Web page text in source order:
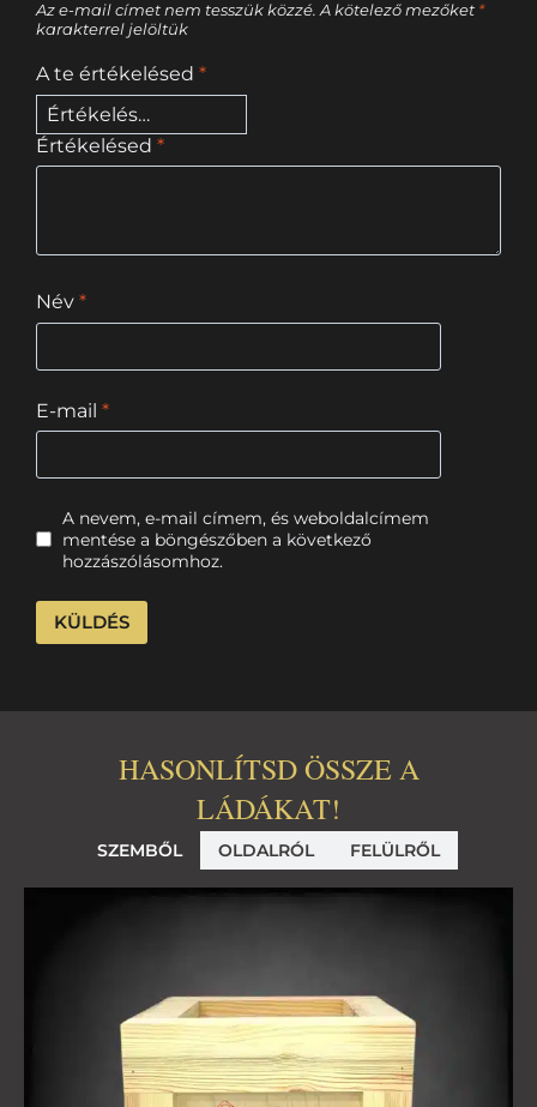
Az e-mail címet nem tesszük közzé. A kötelező mezőket *
karakterrel jelöltük
A te értékelésed *
Értékelésed *
Név *
E-mail *
A nevem, e-mail címem, és weboldalcímem
mentése a böngészőben a következő
hozzászólásomhoz.
HASONLÍTSD ÖSSZE A
LÁDÁKAT!
SZEMBŐL OLDALRÓL FELÜLRŐL